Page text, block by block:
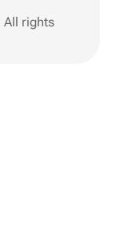
rights